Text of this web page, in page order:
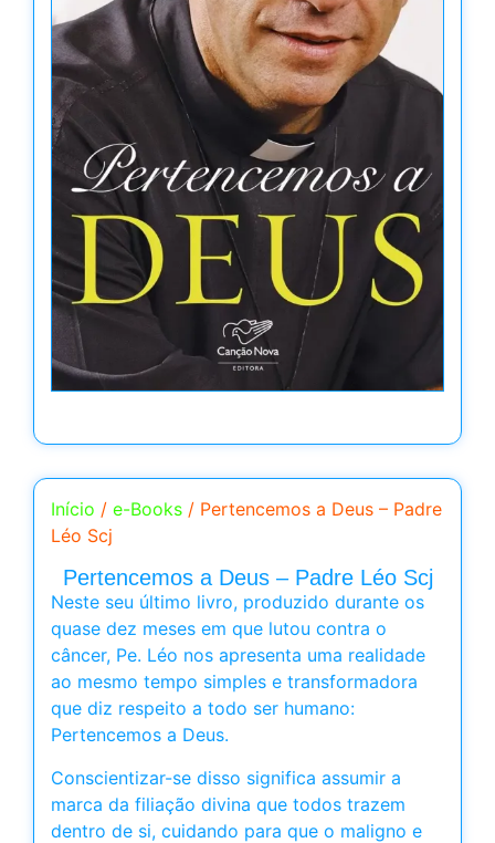
Início / e-Books / Pertencemos a Deus – Padre
Léo Scj
Pertencemos a Deus – Padre Léo Scj
Neste seu último livro, produzido durante os
quase dez meses em que lutou contra o
câncer, Pe. Léo nos apresenta uma realidade
ao mesmo tempo simples e transformadora
que diz respeito a todo ser humano:
Pertencemos a Deus.
Conscientizar-se disso significa assumir a
marca da filiação divina que todos trazem
dentro de si, cuidando para que o maligno e